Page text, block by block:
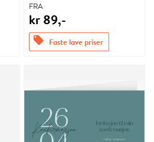
FRA
kr 89,-
offers Faste lave priser